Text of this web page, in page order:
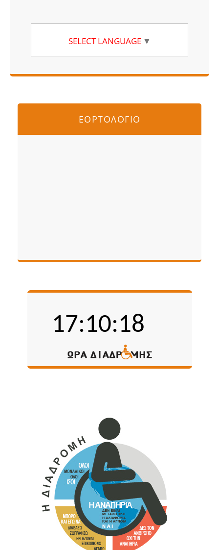
SELECT LANGUAGE ▼
ΕΟΡΤΟΛΟΓΙΟ